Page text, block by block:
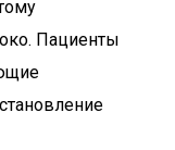
Пациенты